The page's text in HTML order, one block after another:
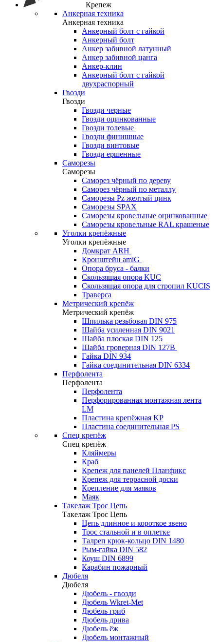
Крепеж
Анкерная техника
Анкерная техника
Анкерный болт с гайкой
Анкерный болт
Анкер забивной латунный
Анкер забивной цанга
Анкер-клин
Анкерный болт с гайкой
двухраспорный
Гвозди
Гвозди
Гвозди черные
Гвозди оцинкованные
Гвозди толевые
Гвозди финишные
Гвозди винтовые
Гвозди ершенные
Саморезы
Саморезы
Саморез чёрный по дереву
Саморез чёрный по металлу
Саморезы Pz желтый цинк
Саморезы SPAX
Саморезы кровельные оцинкованные
Саморезы кровельные RAL крашеные
Уголки крепёжные
Уголки крепёжные
Домкрат ARH
Кронштейн amiG
Опора бруса - балки
Скользящая опора KUC
Скользящая опора для стропил KUCIS
Траверса
Метрический крепёж
Метрический крепёж
Шпилька резьбовая DIN 975
Шайба усиленная DIN 9021
Шайба плоская DIN 125
Шайба гроверная DIN 127B
Гайка DIN 934
Гайка соединительная DIN 6334
Перфолента
Перфолента
Перфолента
Перфорированная монтажная лента
LM
Пластина крепёжная KP
Пластина соединительная PS
Спец крепёж
Спец крепёж
Кляймеры
Краб
Крепеж для панелей Планфикс
Крепеж для террасной доски
Крепление для маяков
Маяк
Такелаж Трос Цепь
Такелаж Трос Цепь
Цепь длинное и короткое звено
Трос стальной и в оплетке
Талреп крюк-кольцо DIN 1480
Рым-гайка DIN 582
Коуш DIN 6899
Карабин пожарный
Дюбеля
Дюбеля
Дюбель - гвозди
Дюбель Wkret-Met
Дюбель гриб
Дюбель дрива
Дюбель ёж
Дюбель монтажный